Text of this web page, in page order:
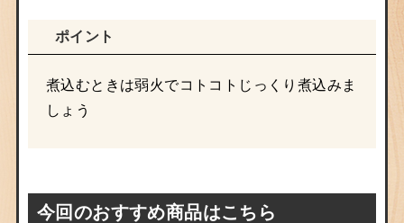
ポイント
煮込むときは弱火でコトコトじっくり煮込みま
しょう
今回のおすすめ商品はこちら